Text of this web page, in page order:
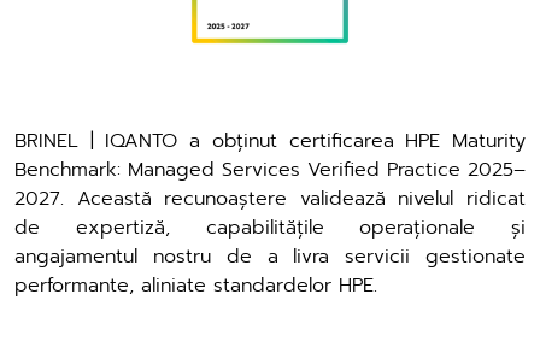
BRINEL | IQANTO a obținut certificarea HPE Maturity
Benchmark: Managed Services Verified Practice 2025–
2027. Această recunoaștere validează nivelul ridicat
de expertiză, capabilitățile operaționale și
angajamentul nostru de a livra servicii gestionate
performante, aliniate standardelor HPE.